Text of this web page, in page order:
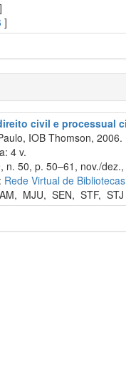
]
]
civil e processual
IOB Thomson, 2006.
4 v.
n. 50, p. 50–61, nov./
Rede Virtual de Bibliotecas
, MJU,SEN,STF,STJ